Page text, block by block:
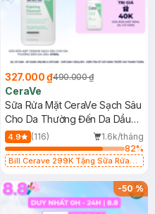
327.000 ₫490.000 ₫
CeraVe
Sữa Rửa Mặt CeraVe Sạch Sâu
Cho Da Thường Đến Da Dầu
473ml
4.9 (116)
1.6k/tháng
82%
Bill Cerave 299K Tặng Sữa Rửa
-50%